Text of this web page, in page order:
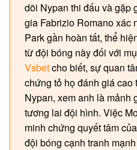
dõi Nypan thi đấu và gặp
gia Fabrizio Romano xác
Park gần hoàn tất, thể
từ đội bóng này đối với
Vsbetcho biết, sự quan
chứng tỏ họ đánh giá cao
Nypan, xem anh là mảnh
tương lai đội hình. Việc
minh chứng quyết tâm
đội bóng cạnh tranh